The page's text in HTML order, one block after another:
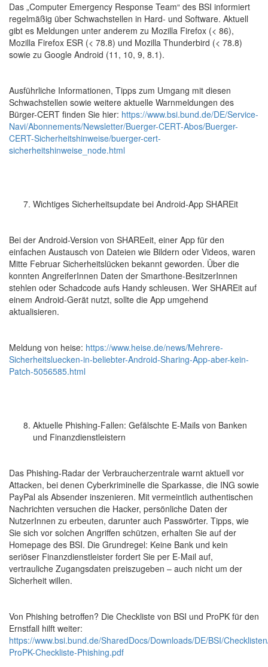
Das „Computer Emergency Response Team“ des BSI informiert
regelmäßig über Schwachstellen in Hard- und Software. Aktuell
gibt es Meldungen unter anderem zu Mozilla Firefox (< 86),
Mozilla Firefox ESR (< 78.8) und Mozilla Thunderbird (< 78.8)
sowie zu Google Android (11, 10, 9, 8.1).
Ausführliche Informationen, Tipps zum Umgang mit diesen
Schwachstellen sowie weitere aktuelle Warnmeldungen des
Bürger-CERT finden Sie hier: https://www.bsi.bund.de/DE/Service-
Navi/Abonnements/Newsletter/Buerger-CERT-Abos/Buerger-
CERT-Sicherheitshinweise/buerger-cert-
sicherheitshinweise_node.html
Wichtiges Sicherheitsupdate bei Android-App SHAREit
Bei der Android-Version von SHAREeit, einer App für den
einfachen Austausch von Dateien wie Bildern oder Videos, waren
Mitte Februar Sicherheitslücken bekannt geworden. Über die
konnten AngreiferInnen Daten der Smarthone-BesitzerInnen
stehlen oder Schadcode aufs Handy schleusen. Wer SHAREit auf
einem Android-Gerät nutzt, sollte die App umgehend
aktualisieren.
Meldung von heise: https://www.heise.de/news/Mehrere-
Sicherheitsluecken-in-beliebter-Android-Sharing-App-aber-kein-
Patch-5056585.html
Aktuelle Phishing-Fallen: Gefälschte E-Mails von Banken
und Finanzdienstleistern
Das Phishing-Radar der Verbraucherzentrale warnt aktuell vor
Attacken, bei denen Cyberkriminelle die Sparkasse, die ING sowie
PayPal als Absender inszenieren. Mit vermeintlich authentischen
Nachrichten versuchen die Hacker, persönliche Daten der
NutzerInnen zu erbeuten, darunter auch Passwörter. Tipps, wie
Sie sich vor solchen Angriffen schützen, erhalten Sie auf der
Homepage des BSI. Die Grundregel: Keine Bank und kein
seriöser Finanzdienstleister fordert Sie per E-Mail auf,
vertrauliche Zugangsdaten preiszugeben – auch nicht um der
Sicherheit willen.
Von Phishing betroffen? Die Checkliste von BSI und ProPK für den
Ernstfall hilft weiter:
https://www.bsi.bund.de/SharedDocs/Downloads/DE/BSI/
ProPK-Checkliste-Phishing.pdf